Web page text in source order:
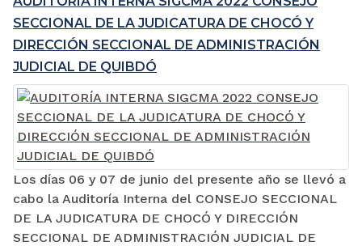
SECCIONAL DE LA JUDICATURA DE CHOCÓ Y
DIRECCIÓN SECCIONAL DE ADMINISTRACIÓN
JUDICIAL DE QUIBDÓ
Los días 06 y 07 de junio del presente año se llevó a
cabo la Auditoría Interna del CONSEJO SECCIONAL
DE LA JUDICATURA DE CHOCÓ Y DIRECCIÓN
SECCIONAL DE ADMINISTRACIÓN JUDICIAL DE